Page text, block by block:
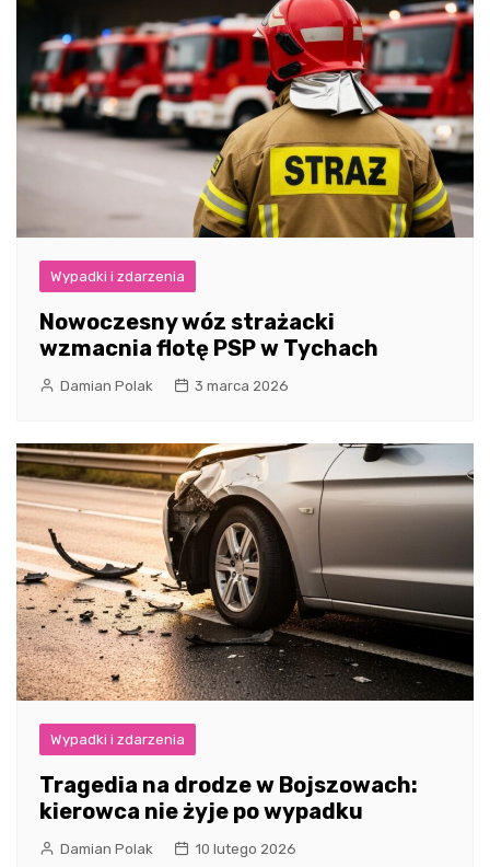
Wypadki i zdarzenia
Nowoczesny wóz strażacki
wzmacnia flotę PSP w Tychach
Damian Polak 3 marca 2026
Wypadki i zdarzenia
Tragedia na drodze w Bojszowach:
kierowca nie żyje po wypadku
Damian Polak 10 lutego 2026